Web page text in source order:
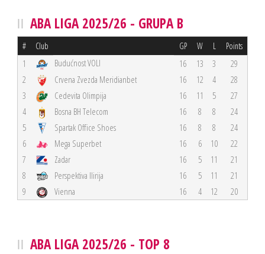
ABA LIGA 2025/26 - GRUPA B
# Club GP W L Points
1 Budućnost VOLI 16 13 3
29
2
Crvena Zvezda Meridianbet 16 12 4
28
3
Cedevita Olimpija 16 11 5
27
4
Bosna BH Telecom 16 8 8
24
5
Spartak Office Shoes 16 8 8
24
6
Mega Superbet 16 6 10
22
7
Zadar 16 5 11
21
8
Perspektiva Ilirija 16 5 11
21
9
Vienna 16 4 12 20
ABA LIGA 2025/26 - TOP 8